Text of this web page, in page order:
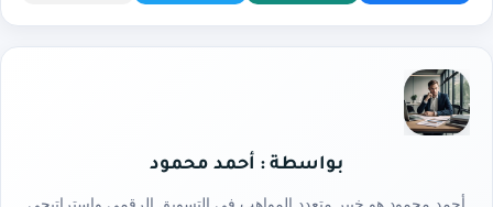
بواسطة : أحمد محمود
أحمد محمود هو خبير متعدد المواهب في التسويق الرقمي واستراتيجي